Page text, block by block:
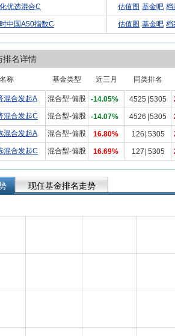
优选混合C 估值图 基金吧 档
中国A50指数C 估值图 基金吧 档
排名详情
称 基金类型 近三月 同类排名
混合发起A 混合型-偏股 -14.05% 4525 5305
混合发起C 混合型-偏股 -14.07% 4526 5305
混合发起A 混合型-偏股 16.80% 126 5305
混合发起C 混合型-偏股 16.69% 127 5305
现任基金排名走势